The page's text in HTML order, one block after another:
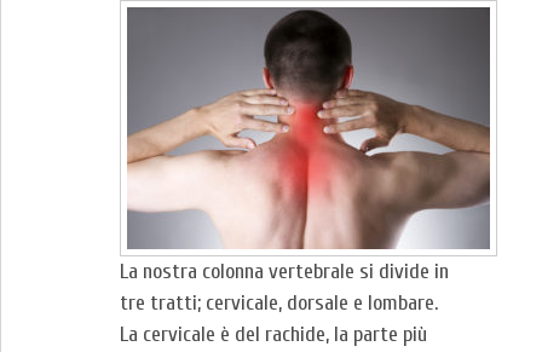
La nostra colonna vertebrale si divide in
tre tratti; cervicale, dorsale e lombare.
La cervicale è del rachide, la parte più